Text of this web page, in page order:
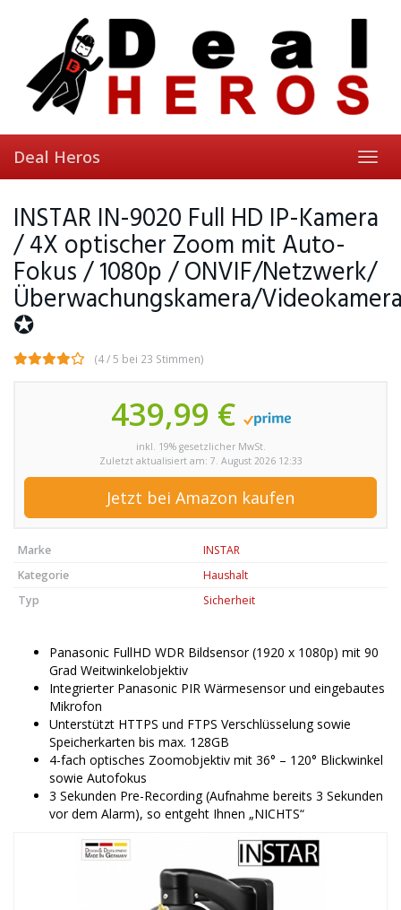
Deal Heros
INSTAR IN-9020 Full HD IP-Kamera
/ 4X optischer Zoom mit Auto-
Fokus / 1080p / ONVIF/Netzwerk/
Überwachungskamera/
✪
(4 / 5 bei 23 Stimmen)
439,99 €
inkl. 19% gesetzlicher MwSt.
Zuletzt aktualisiert am: 7. August 2026 12:33
Jetzt bei Amazon kaufen
Marke
INSTAR
Kategorie
Haushalt
Typ
Sicherheit
Panasonic FullHD WDR Bildsensor (1920 x 1080p) mit 90
Grad Weitwinkelobjektiv
Integrierter Panasonic PIR Wärmesensor und eingebautes
Mikrofon
Unterstützt HTTPS und FTPS Verschlüsselung sowie
Speicherkarten bis max. 128GB
4-fach optisches Zoomobjektiv mit 36° – 120° Blickwinkel
sowie Autofokus
3 Sekunden Pre-Recording (Aufnahme bereits 3 Sekunden
vor dem Alarm), so entgeht Ihnen „NICHTS“